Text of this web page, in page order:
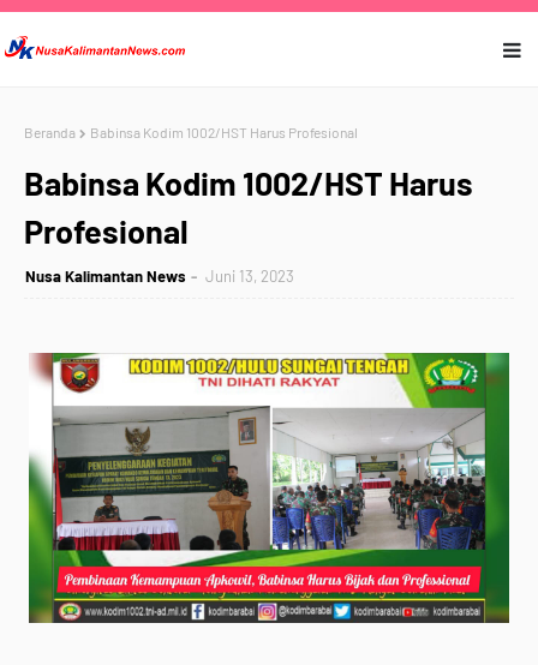
Beranda Babinsa Kodim 1002/HST Harus Profesional
Babinsa Kodim 1002/HST Harus
Profesional
Nusa Kalimantan News Juni 13, 2023